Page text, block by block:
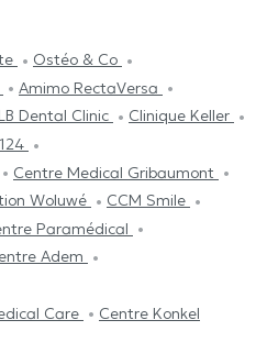
stratégique et
de Belgique
,Dr J Betbèze et Dr Eric
France.
et stratégique Palo Alto,
de Belgique.
Ostéo & Co
Amimo RectaVersa
LB Dental Clinic
Clinique Keller
Centre Medical Gribaumont
Woluwé
CCM Smile
Paramédical
Adem
Care
Centre Konkel